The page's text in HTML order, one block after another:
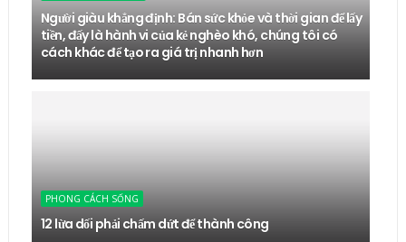
Người giàu khẳng định: Bán sức khỏe và thời gian để lấy
tiền, đấy là hành vi của kẻ nghèo khó, chúng tôi có
cách khác để tạo ra giá trị nhanh hơn
PHONG CÁCH SỐNG
12 lừa dối phải chấm dứt để thành công